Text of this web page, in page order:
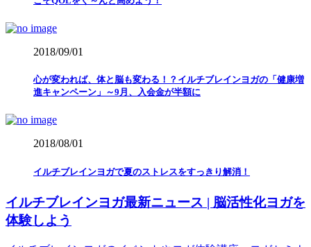
2018/09/01
心が変われば、体と脳も変わる！？イルチブレインヨガの「健康増
進キャンペーン」～9月、入会金が半額に
2018/08/01
イルチブレインヨガで夏のストレスをすっきり解消！
イルチブレインヨガ最新ニュース | 脳活性化ヨガを
体験しよう